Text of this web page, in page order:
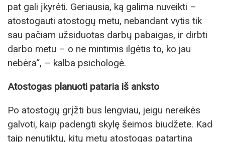
pat gali įkyrėti. Geriausia, ką galima nuveikti –
atostogauti atostogų metu, nebandant vytis tik
sau pačiam užsiduotas darbų pabaigas, ir dirbti
darbo metu – o ne mintimis ilgėtis to, ko jau
nebėra“, – kalba psichologė.
Atostogas planuoti pataria iš anksto
Po atostogų grįžti bus lengviau, jeigu nereikės
galvoti, kaip padengti skylę šeimos biudžete. Kad
taip nenutiktų, kitų metų atostogas patartina